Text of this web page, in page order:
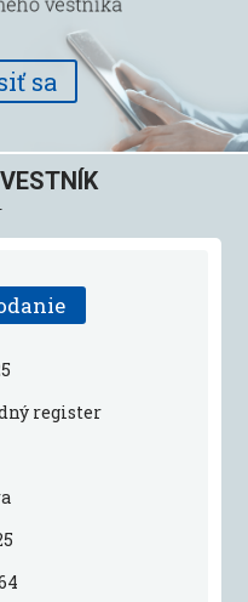
sa
register